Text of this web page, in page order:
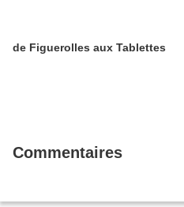
de Figuerolles aux Tablettes
Commentaires